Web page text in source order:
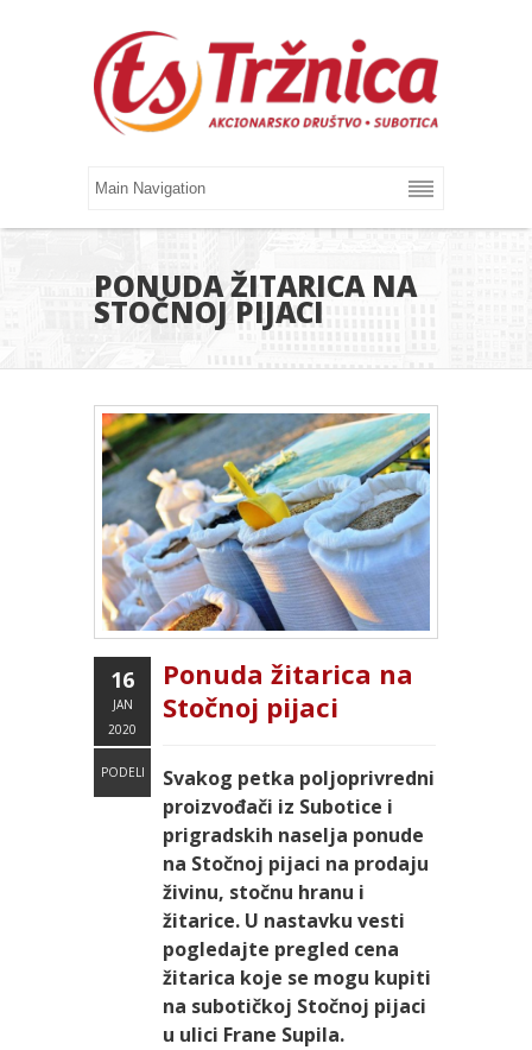
PONUDA ŽITARICA NA
STOČNOJ PIJACI
16
JAN
2020
PODELI
Ponuda žitarica na
Stočnoj pijaci
Svakog petka poljoprivredni
proizvođači iz Subotice i
prigradskih naselja ponude
na Stočnoj pijaci na prodaju
živinu, stočnu hranu i
žitarice. U nastavku vesti
pogledajte pregled cena
žitarica koje se mogu kupiti
na subotičkoj Stočnoj pijaci
u ulici Frane Supila.